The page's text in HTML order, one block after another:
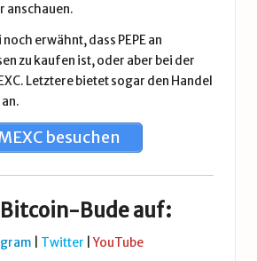
anschauen.
erwähnt, dass PEPE an
zu kaufen ist, oder aber bei der
. Letztere bietet sogar den Handel
besuchen
Bitcoin-Bude auf:
Twitter |YouTube